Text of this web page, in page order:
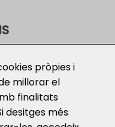
Girona
Manresa
pròpies i
millorar el
finalitats
desitges més